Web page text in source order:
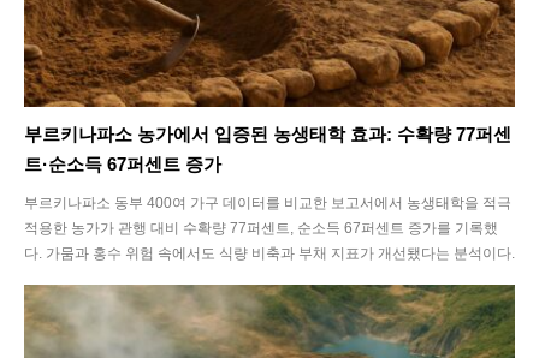
부르키나파소 농가에서 입증된 농생태학 효과: 수확량 77퍼센
트·순소득 67퍼센트 증가
부르키나파소 동부 400여 가구 데이터를 비교한 보고서에서 농생태학을 적극
적용한 농가가 관행 대비 수확량 77퍼센트, 순소득 67퍼센트 증가를 기록했
다. 가뭄과 홍수 위험 속에서도 식량 비축과 부채 지표가 개선됐다는 분석이다.